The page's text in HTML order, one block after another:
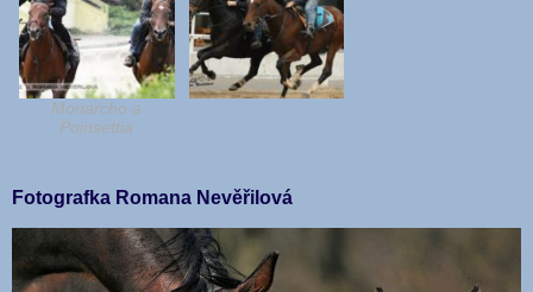
Monarcho a
Poinsettia
Fotografka Romana Nevěřilová